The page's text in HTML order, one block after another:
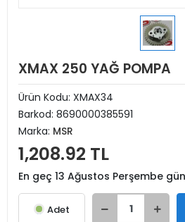
XMAX 250 YAĞ POMPA
Ürün Kodu: XMAX34
Barkod: 8690000385591
Marka: MSR
1,208.92 TL
En geç 13 Ağustos Perşembe
Adet